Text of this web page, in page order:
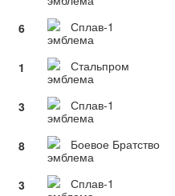
6 Сплав-1
1 Стальпром
3 Сплав-1
8 Боевое Братство
3 Сплав-1